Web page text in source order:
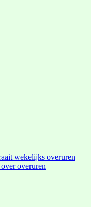
wekelijks overuren
overuren